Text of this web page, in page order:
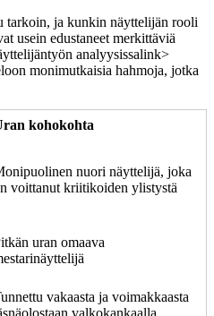
tarkoin, ja kunkin näyttelijän rooli
usein edustaneet merkittäviä
analyysissalink>
monimutkaisia hahmoja, jotka
kohokohta
nuori näyttelijä, joka
voittanut kriitikoiden ylistystä
uran omaava
vakaasta ja voimakkaasta
valkokankaalla